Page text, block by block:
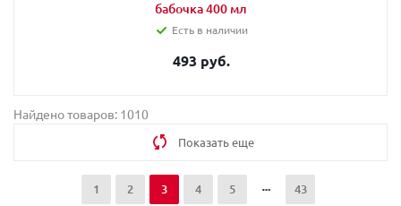
бабочка 400 мл
Есть в наличии
493 руб.
Найдено товаров: 1010
Показать еще
1 2 3 4 5 43